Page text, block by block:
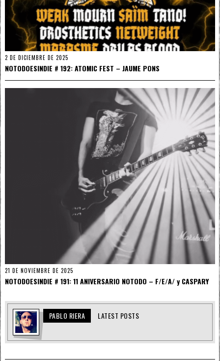
2 DE DICIEMBRE DE 2025
NOTODOESINDIE # 192: ATOMIC FEST – JAUME PONS
21 DE NOVIEMBRE DE 2025
NOTODOESINDIE # 191: 11 ANIVERSARIO NOTODO – F/E/A/ y CASPARY
PABLO RIERA LATEST POSTS